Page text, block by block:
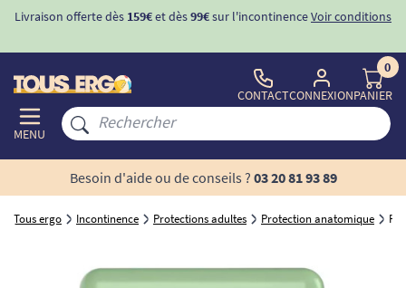
Livraison offerte dès 159€et dès99€sur l'incontinenceVoir conditions
MENU
CONTACTCONNEXION
0
PANIER
Besoin d'aide ou de conseils ? 03 20 81 93 89
Tous ergo Incontinence Protections adultes Protection anatomique